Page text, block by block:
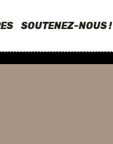
SOUTENEZ-NOUS !